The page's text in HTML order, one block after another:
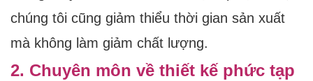
chúng tôi cũng giảm thiểu thời gian sản xuất
mà không làm giảm chất lượng.
2. Chuyên môn về thiết kế phức tạp